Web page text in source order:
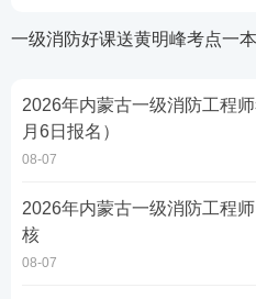
一级消防好课送黄明峰考点一
2026年内蒙古一级消防工程
月6日报名）
08-07
2026年内蒙古一级消防工程
核
08-07